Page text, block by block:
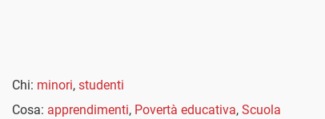
Chi: minori, studenti
Cosa: apprendimenti, Povertà educativa, Scuola